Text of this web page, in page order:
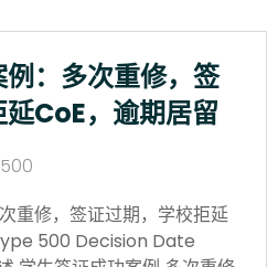
：多次重修，签
CoE，逾期居留
500
重修，签证过期，学校拒延
500 Decision Date